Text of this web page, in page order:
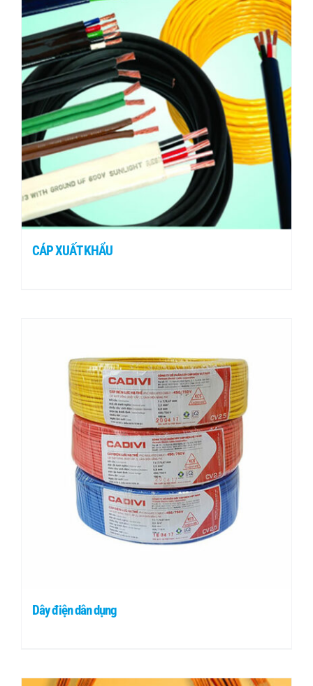
Tin tức
Liên hệ
CÁP XUẤT KHẨU
Dây điện dân dụng